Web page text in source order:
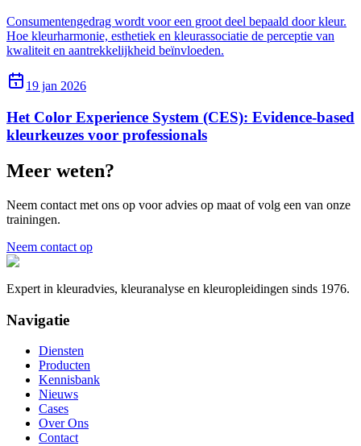
Consumentengedrag wordt voor een groot deel bepaald door kleur.
Hoe kleurharmonie, esthetiek en kleurassociatie de perceptie van
kwaliteit en aantrekkelijkheid beïnvloeden.
19 jan 2026
Het Color Experience System (CES): Evidence-based
kleurkeuzes voor professionals
Meer weten?
Neem contact met ons op voor advies op maat of volg een van onze
trainingen.
Neem contact op
Expert in kleuradvies, kleuranalyse en kleuropleidingen sinds 1976.
Navigatie
Diensten
Producten
Kennisbank
Nieuws
Cases
Over Ons
Contact